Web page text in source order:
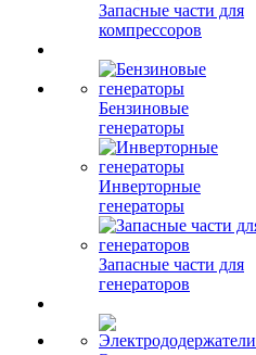
Запасные части для
компрессоров
Бензиновые
генераторы
Инверторные
генераторы
Запасные части для
генераторов